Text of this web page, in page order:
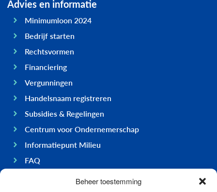
Beheer toestemming
Advies en informatie
Minimumloon 2024
Bedrijf starten
Rechtsvormen
Financiering
Vergunningen
Handelsnaam registreren
Subsidies & Regelingen
Centrum voor Ondernemerschap
Informatiepunt Milieu
FAQ
Ondernemen op Bonaire